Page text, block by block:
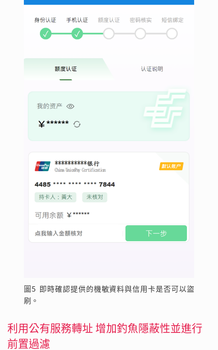
圖5 即時確認提供的機敏資料與信用卡是否可以盜
刷。
利用公有服務轉址 增加釣魚隱蔽性並進行
前置過濾